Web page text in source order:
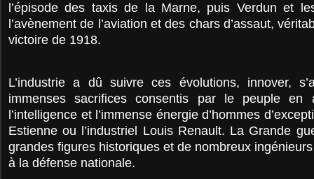
l’épisode des taxis de la Marne, puis Verdun et
l’avènement de l’aviation et des chars d’assaut,
victoire de 1918.
L’industrie a dû suivre ces évolutions, innover,
immenses sacrifices consentis par le peuple en
l’intelligence et l’immense énergie d’hommes
Estienne ou l’industriel Louis Renault. La Grande
grandes figures historiques et de nombreux
à la défense nationale.